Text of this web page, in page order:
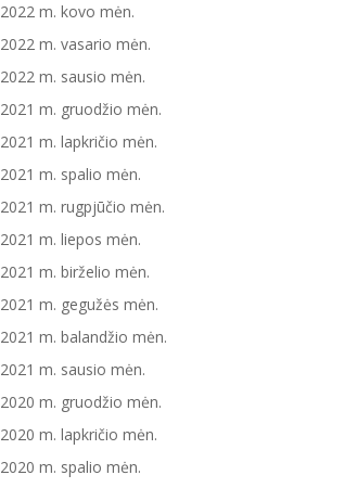
2022 m. kovo mėn.
2022 m. vasario mėn.
2022 m. sausio mėn.
2021 m. gruodžio mėn.
2021 m. lapkričio mėn.
2021 m. spalio mėn.
2021 m. rugpjūčio mėn.
2021 m. liepos mėn.
2021 m. birželio mėn.
2021 m. gegužės mėn.
2021 m. balandžio mėn.
2021 m. sausio mėn.
2020 m. gruodžio mėn.
2020 m. lapkričio mėn.
2020 m. spalio mėn.